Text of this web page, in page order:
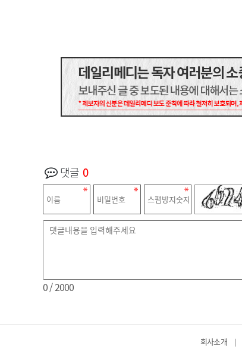
댓글 0
0/ 2000
회사소개 |